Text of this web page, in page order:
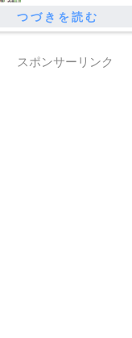
スポンサーリンク